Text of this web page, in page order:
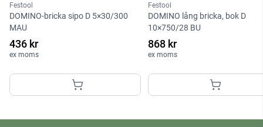
Festool
DOMINO-bricka sipo D 5×30/300
MAU
436 kr
ex moms
Festool
DOMINO lång bricka, bok D
10×750/28 BU
868 kr
ex moms